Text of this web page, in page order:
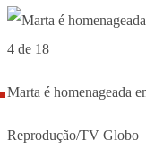
4 de 18
Marta é homenageada
Reprodução/TV Globo